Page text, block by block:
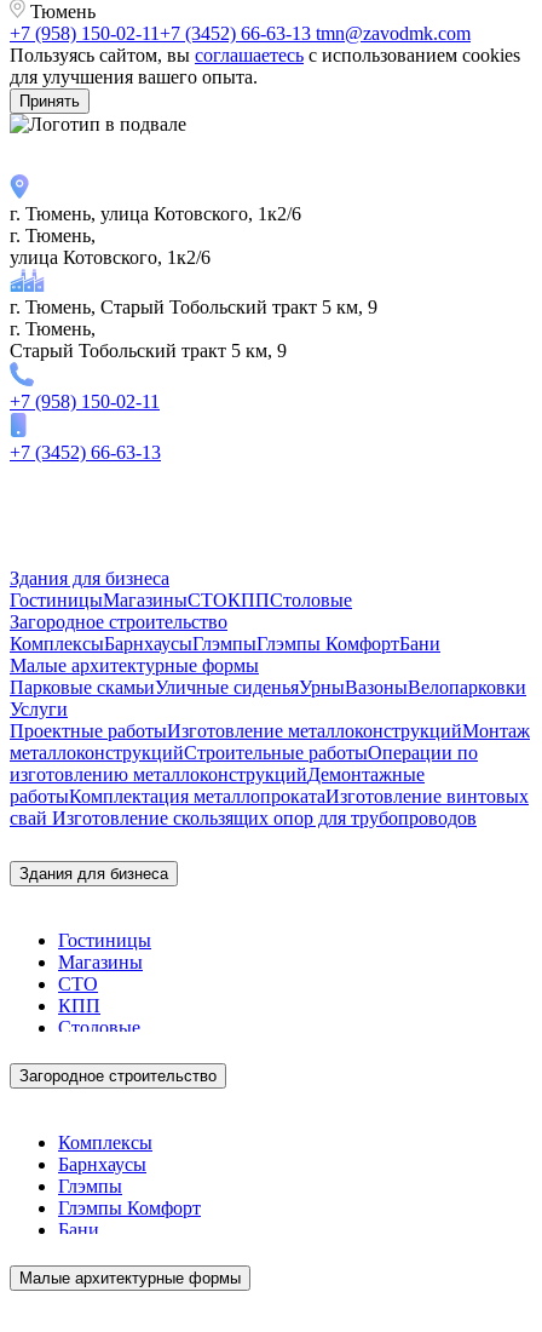
Тюмень
+7 (958) 150-02-11+7 (3452) 66-63-13 tmn@zavodmk.com
Пользуясь сайтом, вы соглашаетесь с использованием cookies
для улучшения вашего опыта.
Принять
г. Тюмень, улица Котовского, 1к2/6
г. Тюмень,
улица Котовского, 1к2/6
г. Тюмень, Старый Тобольский тракт 5 км, 9
г. Тюмень,
Старый Тобольский тракт 5 км, 9
+7 (958) 150-02-11
+7 (3452) 66-63-13
Здания для бизнеса
ГостиницыМагазиныСТОКППСтоловые
Загородное строительство
КомплексыБарнхаусыГлэмпыГлэмпы КомфортБани
Малые архитектурные формы
Парковые скамьиУличные сиденьяУрныВазоныВелопарковки
Услуги
Проектные работыИзготовление металлоконструкцийМонтаж
металлоконструкцийСтроительные работыОперации по
изготовлению металлоконструкцийДемонтажные
работыКомплектация металлопрокатаИзготовление винтовых
свай Изготовление скользящих опор для трубопроводов
Здания для бизнеса
Гостиницы
Магазины
СТО
КПП
Столовые
Загородное строительство
Комплексы
Барнхаусы
Глэмпы
Глэмпы Комфорт
Бани
Малые архитектурные формы